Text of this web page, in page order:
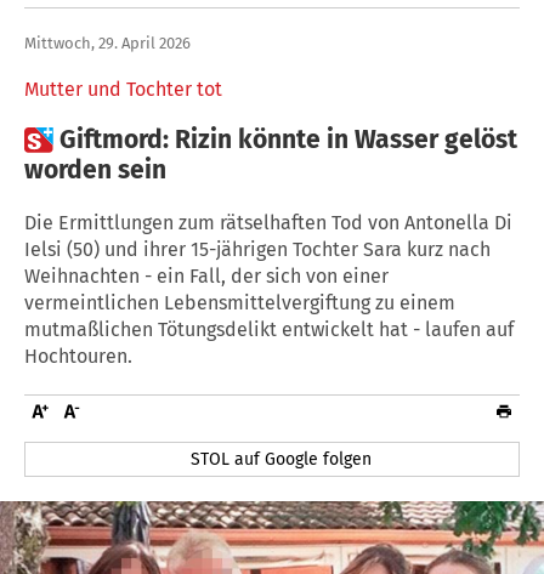
Mutter und Tochter tot
Mittwoch, 29. April 2026
Giftmord: Rizin könnte in Wasser gelöst
worden sein
Die Ermittlungen zum rätselhaften Tod von Antonella Di
Ielsi (50) und ihrer 15-jährigen Tochter Sara kurz nach
Weihnachten - ein Fall, der sich von einer
vermeintlichen Lebensmittelvergiftung zu einem
mutmaßlichen Tötungsdelikt entwickelt hat - laufen auf
Hochtouren.
STOL auf Google folgen